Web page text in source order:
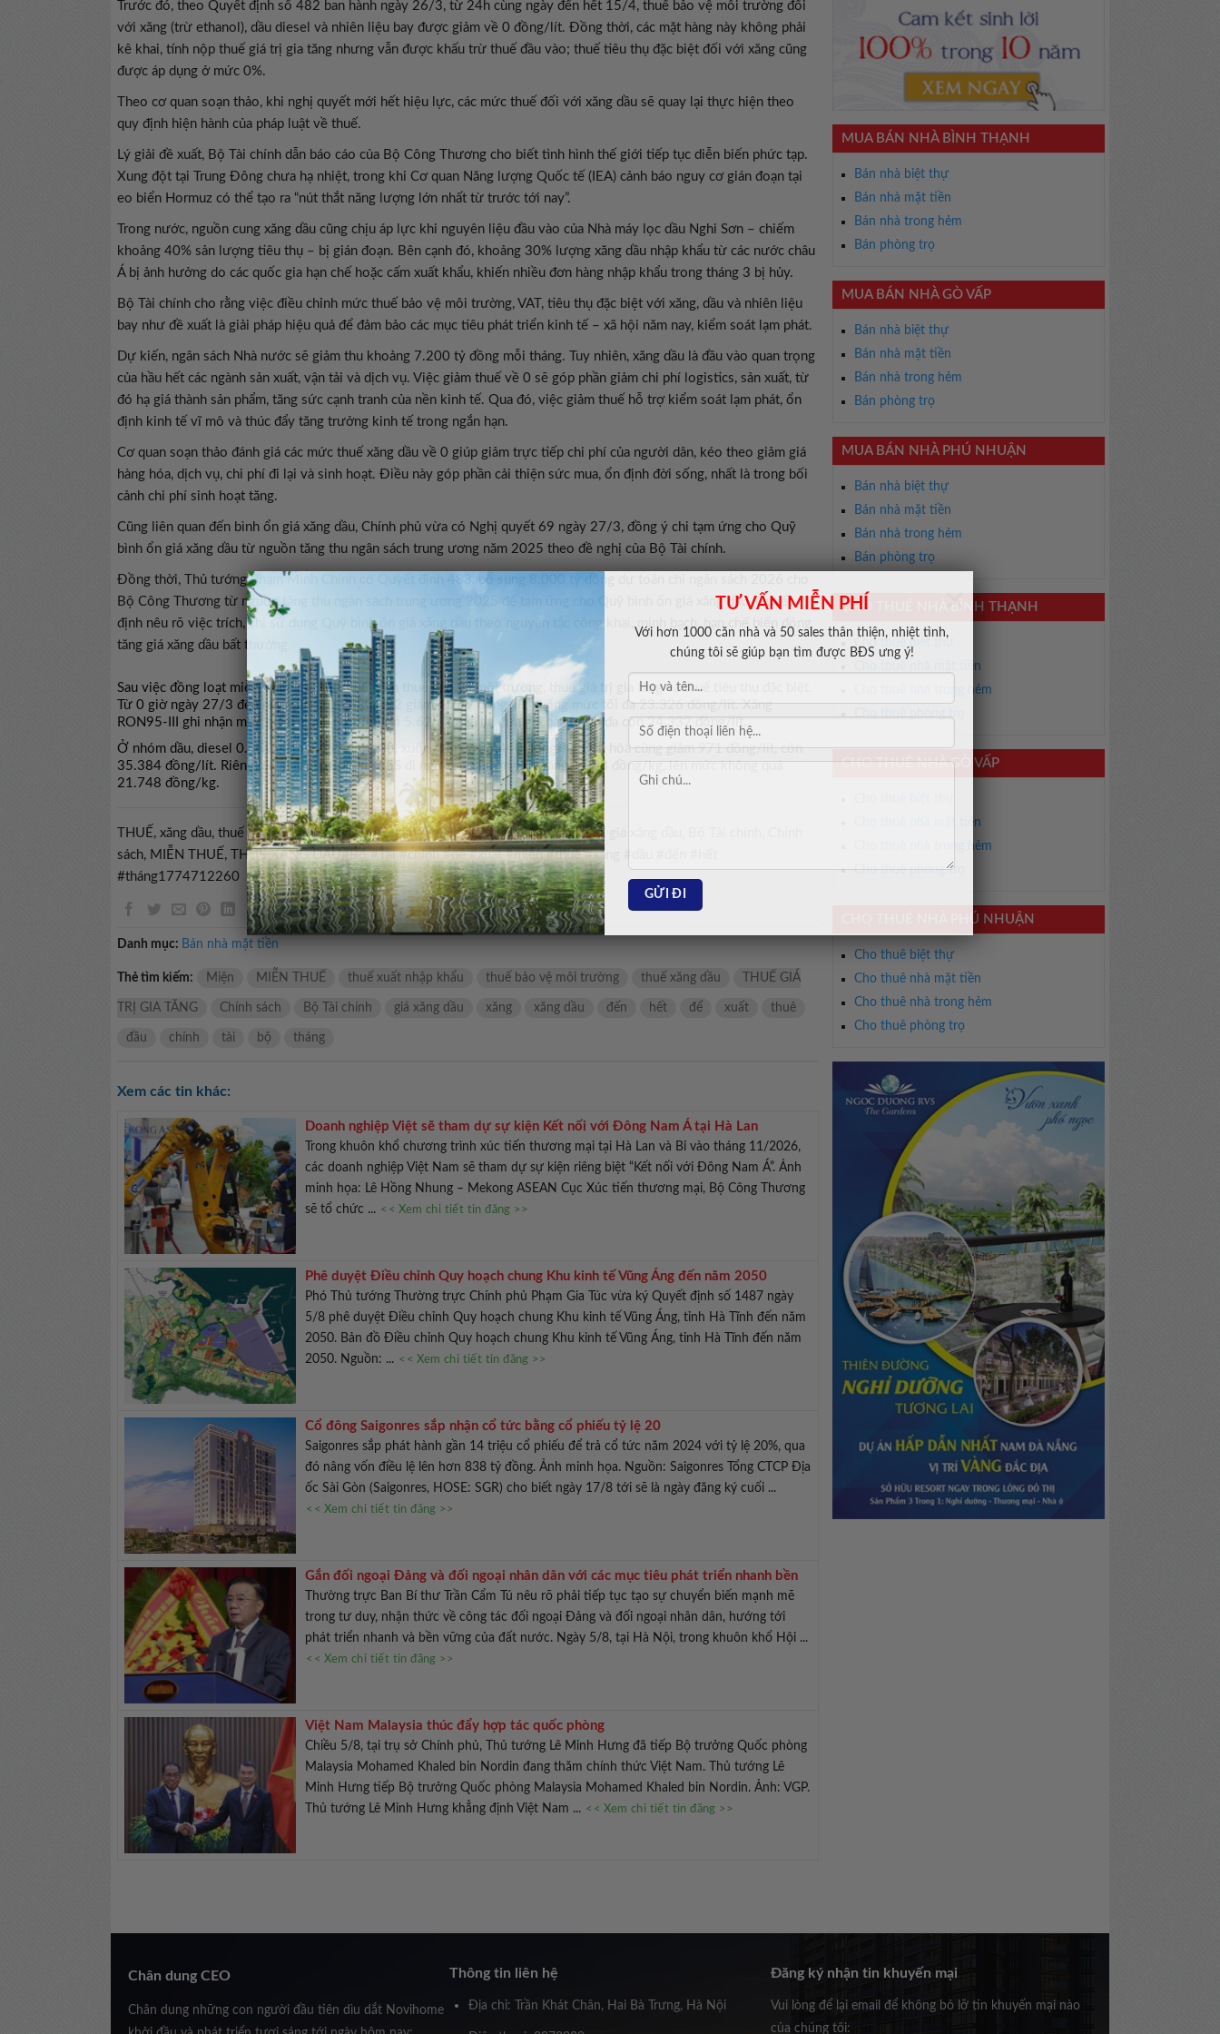
TƯ VẤN MIỄN PHÍ
Với hơn 1000 căn nhà và 50 sales thân thiện, nhiệt tình,
chúng tôi sẽ giúp bạn tìm được BĐS ưng ý!
Trước đó, theo Quyết định số 482 ban hành ngày 26/3, từ 24h cùng ngày đến hết 15/4, thuế bảo vệ môi trường đối
với xăng (trừ ethanol), dầu diesel và nhiên liệu bay được giảm về 0 đồng/lít. Đồng thời, các mặt hàng này không phải
kê khai, tính nộp thuế giá trị gia tăng nhưng vẫn được khấu trừ thuế đầu vào; thuế tiêu thụ đặc biệt đối với xăng cũng
được áp dụng ở mức 0%.
Theo cơ quan soạn thảo, khi nghị quyết mới hết hiệu lực, các mức thuế đối với xăng dầu sẽ quay lại thực hiện theo
quy định hiện hành của pháp luật về thuế.
Lý giải đề xuất, Bộ Tài chính dẫn báo cáo của Bộ Công Thương cho biết tình hình thế giới tiếp tục diễn biến phức tạp.
Xung đột tại Trung Đông chưa hạ nhiệt, trong khi Cơ quan Năng lượng Quốc tế (IEA) cảnh báo nguy cơ gián đoạn tại
eo biển Hormuz có thể tạo ra “nút thắt năng lượng lớn nhất từ trước tới nay”.
Trong nước, nguồn cung xăng dầu cũng chịu áp lực khi nguyên liệu đầu vào của Nhà máy lọc dầu Nghi Sơn – chiếm
khoảng 40% sản lượng tiêu thụ – bị gián đoạn. Bên cạnh đó, khoảng 30% lượng xăng dầu nhập khẩu từ các nước châu
Á bị ảnh hưởng do các quốc gia hạn chế hoặc cấm xuất khẩu, khiến nhiều đơn hàng nhập khẩu trong tháng 3 bị hủy.
Bộ Tài chính cho rằng việc điều chỉnh mức thuế bảo vệ môi trường, VAT, tiêu thụ đặc biệt với xăng, dầu và nhiên liệu
bay như đề xuất là giải pháp hiệu quả để đảm bảo các mục tiêu phát triển kinh tế – xã hội năm nay, kiểm soát lạm phát.
Dự kiến, ngân sách Nhà nước sẽ giảm thu khoảng 7.200 tỷ đồng mỗi tháng. Tuy nhiên, xăng dầu là đầu vào quan trọng
của hầu hết các ngành sản xuất, vận tải và dịch vụ. Việc giảm thuế về 0 sẽ góp phần giảm chi phí logistics, sản xuất, từ
đó hạ giá thành sản phẩm, tăng sức cạnh tranh của nền kinh tế. Qua đó, việc giảm thuế hỗ trợ kiểm soát lạm phát, ổn
định kinh tế vĩ mô và thúc đẩy tăng trưởng kinh tế trong ngắn hạn.
Cơ quan soạn thảo đánh giá các mức thuế xăng dầu về 0 giúp giảm trực tiếp chi phí của người dân, kéo theo giảm giá
hàng hóa, dịch vụ, chi phí đi lại và sinh hoạt. Điều này góp phần cải thiện sức mua, ổn định đời sống, nhất là trong bối
cảnh chi phí sinh hoạt tăng.
Cũng liên quan đến bình ổn giá xăng dầu, Chính phủ vừa có Nghị quyết 69 ngày 27/3, đồng ý chi tạm ứng cho Quỹ
bình ổn giá xăng dầu từ nguồn tăng thu ngân sách trung ương năm 2025 theo đề nghị của Bộ Tài chính.
Đồng thời, Thủ tướng Phạm Minh Chính có Quyết định 483, bổ sung 8.000 tỷ đồng dự toán chi ngân sách 2026 cho
Bộ Công Thương từ nguồn tăng thu ngân sách trung ương 2025 để tạm ứng cho Quỹ bình ổn giá xăng dầu. Quyết
định nêu rõ việc trích, chi sử dụng Quỹ bình ổn giá xăng dầu theo nguyên tắc công khai, minh bạch, hạn chế biến động
tăng giá xăng dầu bất thường.
Sau việc đồng loạt miễn, giảm các sắc thuế gồm thuế bảo vệ môi trường, thuế giá trị gia tăng và thuế tiêu thụ đặc biệt.
Từ 0 giờ ngày 27/3 đến nay, giá xăng E5RON92 giảm 4.749 đồng/lít, xuống mức tối đa 23.326 đồng/lít. Xăng
RON95-III ghi nhận mức giảm mạnh hơn, lên tới 5.625 đồng/lít, đưa giá bán lẻ tối đa còn 24.332 đồng/lít.
Ở nhóm dầu, diesel 0.05S giảm 2.459 đồng/lít, xuống tối đa 35.440 đồng/lít. Dầu hỏa cũng giảm 971 đồng/lít, còn
35.384 đồng/lít. Riêng dầu mazut 180CST 3.5S đi ngược xu hướng khi tăng 1.503 đồng/kg, lên mức không quá
21.748 đồng/kg.
THUẾ, xăng dầu, thuế bảo vệ môi trường, thuế giá trị gia tăng, thuế xuất nhập khẩu, giá xăng dầu, Bộ Tài chính, Chính
sách, MIỄN THUẾ, THUẾ XĂNG DẦU#Bộ #Tài #chính #đề #xuất #miễn #thuế #xăng #dầu #đến #hết
#tháng1774712260
Danh mục: Bán nhà mặt tiền
Thẻ tìm kiếm: Miện MIỄN THUẾ thuế xuất nhập khẩu thuế bảo vệ môi trường thuế xăng dầu THUẾ GIÁ
TRỊ GIA TĂNG Chính sách Bộ Tài chính giá xăng dầu xăng xăng dầu đến hết để xuất thuê
đầu chính tài bộ tháng
Xem các tin khác:
Doanh nghiệp Việt sẽ tham dự sự kiện Kết nối với Đông Nam Á tại Hà Lan
Trong khuôn khổ chương trình xúc tiến thương mại tại Hà Lan và Bỉ vào tháng 11/2026,
các doanh nghiệp Việt Nam sẽ tham dự sự kiện riêng biệt “Kết nối với Đông Nam Á”. Ảnh
minh họa: Lê Hồng Nhung – Mekong ASEAN Cục Xúc tiến thương mại, Bộ Công Thương
sẽ tổ chức ... << Xem chi tiết tin đăng >>
Phê duyệt Điều chỉnh Quy hoạch chung Khu kinh tế Vũng Áng đến năm 2050
Phó Thủ tướng Thường trực Chính phủ Phạm Gia Túc vừa ký Quyết định số 1487 ngày
5/8 phê duyệt Điều chỉnh Quy hoạch chung Khu kinh tế Vũng Áng, tỉnh Hà Tĩnh đến năm
2050. Bản đồ Điều chỉnh Quy hoạch chung Khu kinh tế Vũng Áng, tỉnh Hà Tĩnh đến năm
2050. Nguồn: ... << Xem chi tiết tin đăng >>
Cổ đông Saigonres sắp nhận cổ tức bằng cổ phiếu tỷ lệ 20
Saigonres sắp phát hành gần 14 triệu cổ phiếu để trả cổ tức năm 2024 với tỷ lệ 20%, qua
đó nâng vốn điều lệ lên hơn 838 tỷ đồng. Ảnh minh họa. Nguồn: Saigonres Tổng CTCP Địa
ốc Sài Gòn (Saigonres, HOSE: SGR) cho biết ngày 17/8 tới sẽ là ngày đăng ký cuối ...
<< Xem chi tiết tin đăng >>
Gắn đối ngoại Đảng và đối ngoại nhân dân với các mục tiêu phát triển nhanh bền
vững
Thường trực Ban Bí thư Trần Cẩm Tú nêu rõ phải tiếp tục tạo sự chuyển biến mạnh mẽ
trong tư duy, nhận thức về công tác đối ngoại Đảng và đối ngoại nhân dân, hướng tới
phát triển nhanh và bền vững của đất nước. Ngày 5/8, tại Hà Nội, trong khuôn khổ Hội ...
<< Xem chi tiết tin đăng >>
Việt Nam Malaysia thúc đẩy hợp tác quốc phòng
Chiều 5/8, tại trụ sở Chính phủ, Thủ tướng Lê Minh Hưng đã tiếp Bộ trưởng Quốc phòng
Malaysia Mohamed Khaled bin Nordin đang thăm chính thức Việt Nam. Thủ tướng Lê
Minh Hưng tiếp Bộ trưởng Quốc phòng Malaysia Mohamed Khaled bin Nordin. Ảnh: VGP.
Thủ tướng Lê Minh Hưng khẳng định Việt Nam ... << Xem chi tiết tin đăng >>
MUA BÁN NHÀ BÌNH THẠNH
Bán nhà biệt thự
Bán nhà mặt tiền
Bán nhà trong hẻm
Bán phòng trọ
MUA BÁN NHÀ GÒ VẤP
Bán nhà biệt thự
Bán nhà mặt tiền
Bán nhà trong hẻm
Bán phòng trọ
MUA BÁN NHÀ PHÚ NHUẬN
Bán nhà biệt thự
Bán nhà mặt tiền
Bán nhà trong hẻm
Bán phòng trọ
CHO THUÊ NHÀ BÌNH THẠNH
Cho thuê biệt thự
Cho thuê nhà mặt tiền
Cho thuê nhà trong hẻm
Cho thuê phòng trọ
CHO THUÊ NHÀ GÒ VẤP
Cho thuê nhà mặt tiền
Cho thuê nhà trong hẻm
Cho thuê phòng trọ
CHO THUÊ NHÀ PHÚ NHUẬN
Cho thuê biệt thự
Cho thuê nhà mặt tiền
Cho thuê nhà trong hẻm
Cho thuê phòng trọ
Chân dung CEO
Chân dung những con người đầu tiên dìu dắt Novihome
Thông tin liên hệ
Địa chỉ: Trần Khát Chân, Hai Bà Trưng, Hà Nội
Đăng ký nhận tin khuyến mại
Vui lòng để lại email để không bỏ lỡ tin khuyến mại nào
của chúng tôi: